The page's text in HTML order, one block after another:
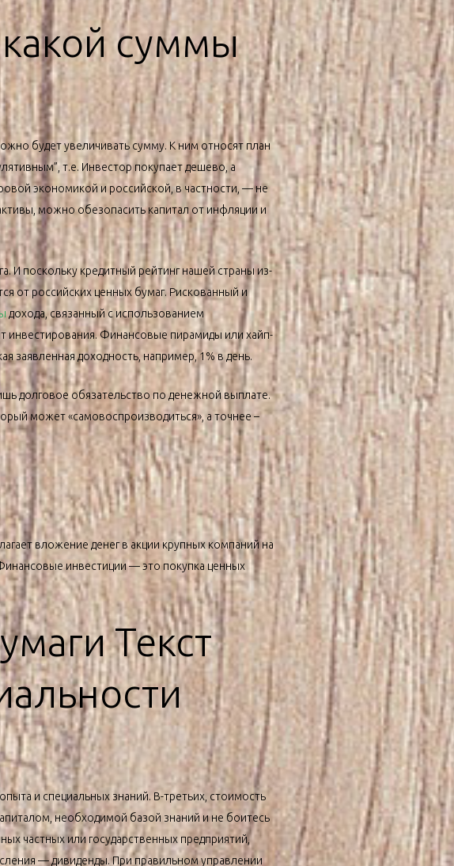
суммы
будет увеличивать сумму. К ним относят план
т.е. Инвестор покупает дешево, а
экономикой и российской, в частности, — не
можно обезопасить капитал от инфляции и
И поскольку кредитный рейтинг нашей страны из-
от российских ценных бумаг. Рискованный и
дохода, связанный с использованием
инвестирования. Финансовые пирамиды или хайп-
заявленная доходность, например, 1% в день.
долговое обязательство по денежной выплате.
может «самовоспроизводиться», а точнее –
вложение денег в акции крупных компаний на
инвестиции — это покупка ценных
Текст
и специальных знаний. В-третьих, стоимость
необходимой базой знаний и не боитесь
частных или государственных предприятий,
— дивиденды. При правильном управлении